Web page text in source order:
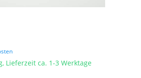
Lieferzeit ca. 1-3 Werktage